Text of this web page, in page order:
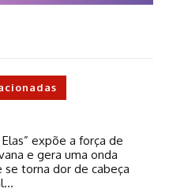
expõe a força de
e gera uma onda
se torna dor de cabeça